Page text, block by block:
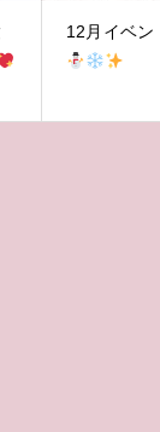
12月イベン